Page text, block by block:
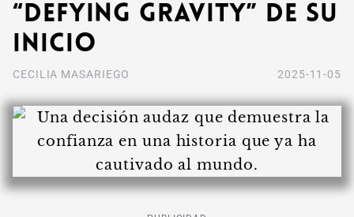
“Defying Gravity” de su
inicio
CECILIA MASARIEGO 2025-11-05